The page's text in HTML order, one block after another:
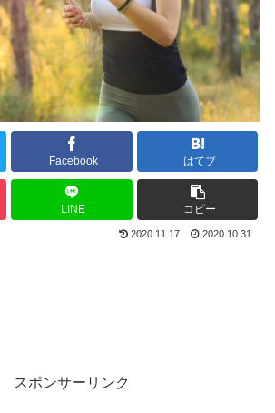
Facebook はてブ
LINE コピー
2020.11.17 2020.10.31
スポンサーリンク